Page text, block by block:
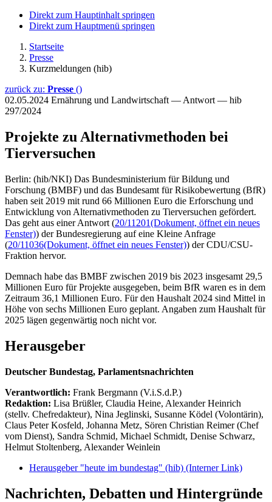
Direkt zum Hauptinhalt springen
Direkt zum Hauptmenü springen
Startseite
Presse
Kurzmeldungen (hib)
zurück zu: Presse ()
02.05.2024 Ernährung und Landwirtschaft — Antwort — hib
297/2024
Projekte zu Alternativmethoden bei
Tierversuchen
Berlin: (hib/NKI) Das Bundesministerium für Bildung und
Forschung (BMBF) und das Bundesamt für Risikobewertung (BfR)
haben seit 2019 mit rund 66 Millionen Euro die Erforschung und
Entwicklung von Alternativmethoden zu Tierversuchen gefördert.
Das geht aus einer Antwort (20/11201(Dokument, öffnet ein neues
Fenster)) der Bundesregierung auf eine Kleine Anfrage
(20/11036(Dokument, öffnet ein neues Fenster)) der CDU/CSU-
Fraktion hervor.
Demnach habe das BMBF zwischen 2019 bis 2023 insgesamt 29,5
Millionen Euro für Projekte ausgegeben, beim BfR waren es in dem
Zeitraum 36,1 Millionen Euro. Für den Haushalt 2024 sind Mittel in
Höhe von sechs Millionen Euro geplant. Angaben zum Haushalt für
2025 lägen gegenwärtig noch nicht vor.
Herausgeber
Deutscher Bundestag, Parlamentsnachrichten
Verantwortlich: Frank Bergmann (V.i.S.d.P.)
Redaktion: Lisa Brüßler, Claudia Heine, Alexander Heinrich
(stellv. Chefredakteur), Nina Jeglinski, Susanne Ködel (Volontärin),
Claus Peter Kosfeld, Johanna Metz, Sören Christian Reimer (Chef
vom Dienst), Sandra Schmid, Michael Schmidt, Denise Schwarz,
Helmut Stoltenberg, Alexander Weinlein
Herausgeber "heute im bundestag" (hib) (Interner Link)
Nachrichten, Debatten und Hintergründe